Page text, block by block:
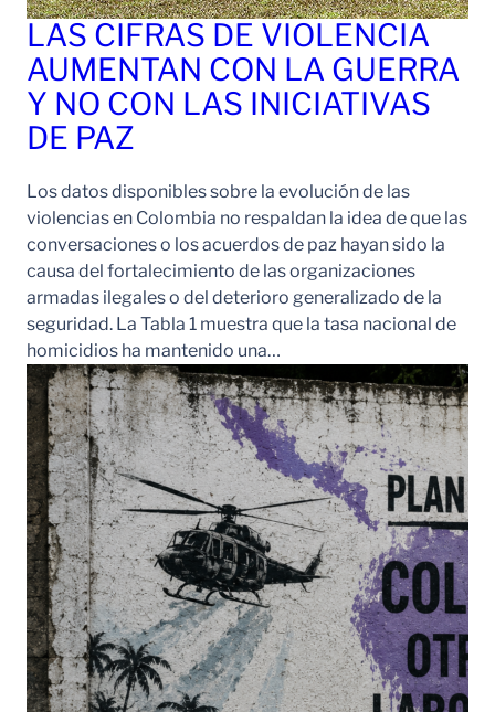
LAS CIFRAS DE VIOLENCIA
AUMENTAN CON LA GUERRA
Y NO CON LAS INICIATIVAS
DE PAZ
Los datos disponibles sobre la evolución de las
violencias en Colombia no respaldan la idea de que las
conversaciones o los acuerdos de paz hayan sido la
causa del fortalecimiento de las organizaciones
armadas ilegales o del deterioro generalizado de la
seguridad. La Tabla 1 muestra que la tasa nacional de
homicidios ha mantenido una…